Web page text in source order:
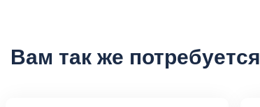
Вам так же потребуется